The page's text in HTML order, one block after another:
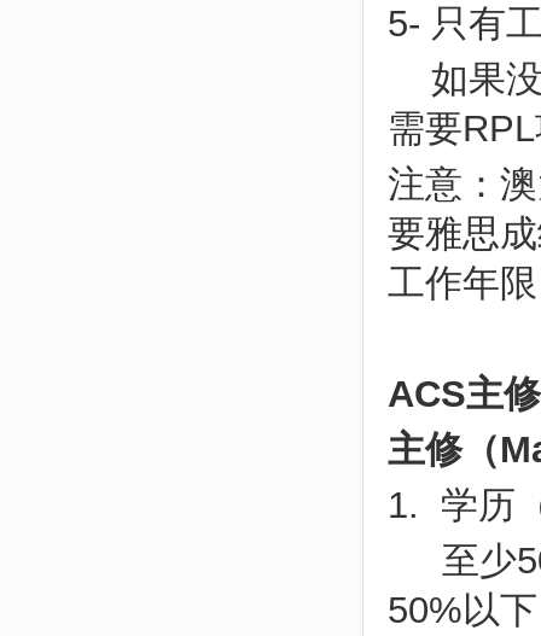
5- 只有
如果没
需要
注意：
要雅思
工作年
ACS主
主修（
1. 学历
至少
50%以